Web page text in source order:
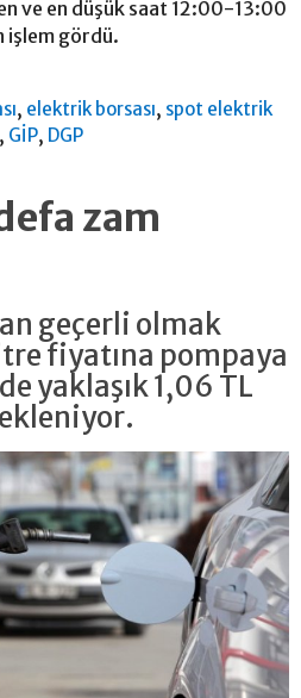
ve en düşük saat 12:00-13:00
işlem gördü.
, elektrik borsası, spot elektrik
, GİP, DGP
zam
geçerli olmak
fiyatına pompaya
yaklaşık 1,06 TL